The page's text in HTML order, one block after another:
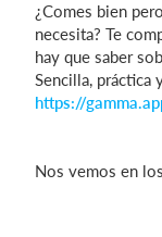
Español
¿Comes bien
necesita? Te
hay que saber
Sencilla, práctica
https://
Nos vemos en